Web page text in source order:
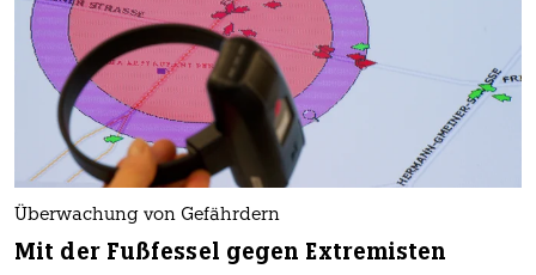
Überwachung von Gefährdern
Mit der Fußfessel gegen Extremisten